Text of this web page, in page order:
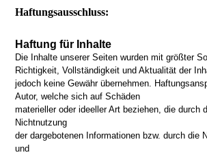
Haftungsausschluss:
Haftung für Inhalte
Die Inhalte unserer Seiten wurden mit größter
Richtigkeit, Vollständigkeit und Aktualität der
jedoch keine Gewähr übernehmen.
Autor, welche sich auf Schäden
materieller oder ideeller Art beziehen, die durch
Nichtnutzung
der dargebotenen Informationen bzw. durch die
und